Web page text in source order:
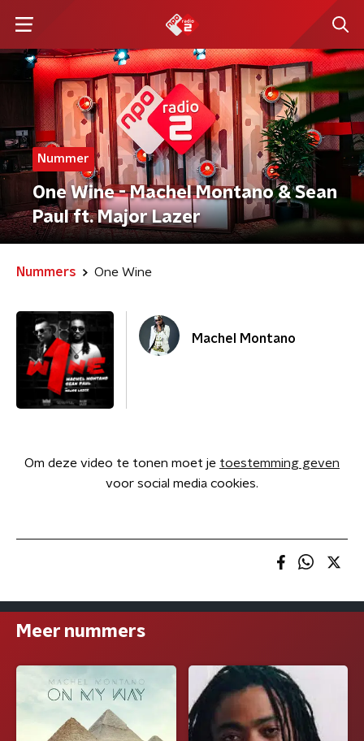
Nummer
One Wine - Machel Montano & Sean
Paul ft. Major Lazer
Nummers One Wine
Machel Montano
Om deze video te tonen moet je toestemming geven
voor social media cookies.
Meer nummers